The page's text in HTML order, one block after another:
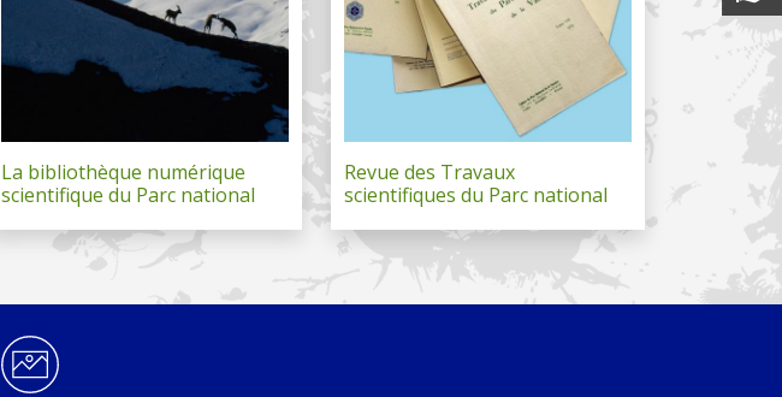
La bibliothèque numérique
scientifique du Parc national
Revue des Travaux
scientifiques du Parc national